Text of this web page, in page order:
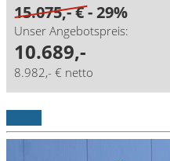
15.075,- €- 29%
Unser Angebotspreis:
10.689,-
8.982,- € netto